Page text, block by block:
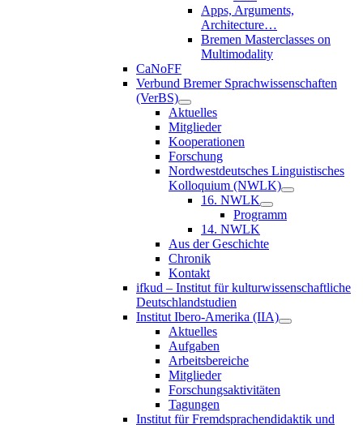
Apps, Arguments,
Architecture…
Bremen Masterclasses on
Multimodality
CaNoFF
Verbund Bremer Sprachwissenschaften
(VerBS)
Aktuelles
Mitglieder
Kooperationen
Forschung
Nordwestdeutsches Linguistisches
Kolloquium (NWLK)
16. NWLK
Programm
14. NWLK
Aus der Geschichte
Chronik
Kontakt
ifkud – Institut für kulturwissenschaftliche
Deutschlandstudien
Institut Ibero-Amerika (IIA)
Aktuelles
Aufgaben
Arbeitsbereiche
Mitglieder
Forschungsaktivitäten
Tagungen
Institut für Fremdsprachendidaktik und